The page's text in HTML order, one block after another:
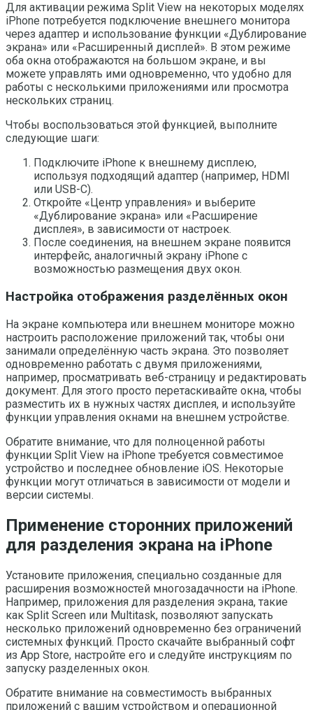
Для активации режима Split View на некоторых моделях
iPhone потребуется подключение внешнего монитора
через адаптер и использование функции «Дублирование
экрана» или «Расширенный дисплей». В этом режиме
оба окна отображаются на большом экране, и вы
можете управлять ими одновременно, что удобно для
работы с несколькими приложениями или просмотра
нескольких страниц.
Чтобы воспользоваться этой функцией, выполните
следующие шаги:
Подключите iPhone к внешнему дисплею,
используя подходящий адаптер (например, HDMI
или USB-C).
Откройте «Центр управления» и выберите
«Дублирование экрана» или «Расширение
дисплея», в зависимости от настроек.
После соединения, на внешнем экране появится
интерфейс, аналогичный экрану iPhone с
возможностью размещения двух окон.
Настройка отображения разделённых окон
На экране компьютера или внешнем мониторе можно
настроить расположение приложений так, чтобы они
занимали определённую часть экрана. Это позволяет
одновременно работать с двумя приложениями,
например, просматривать веб-страницу и редактировать
документ. Для этого просто перетаскивайте окна, чтобы
разместить их в нужных частях дисплея, и используйте
функции управления окнами на внешнем устройстве.
Обратите внимание, что для полноценной работы
функции Split View на iPhone требуется совместимое
устройство и последнее обновление iOS. Некоторые
функции могут отличаться в зависимости от модели и
версии системы.
Применение сторонних приложений
для разделения экрана на iPhone
Установите приложения, специально созданные для
расширения возможностей многозадачности на iPhone.
Например, приложения для разделения экрана, такие
как Split Screen или Multitask, позволяют запускать
несколько приложений одновременно без ограничений
системных функций. Просто скачайте выбранный софт
из App Store, настройте его и следуйте инструкциям по
запуску разделенных окон.
Обратите внимание на совместимость выбранных
приложений с вашим устройством и операционной